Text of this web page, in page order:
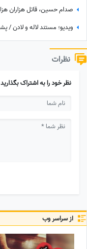
نظرات
نظر خود را به اشتراک بگذارید
از سراسر وب